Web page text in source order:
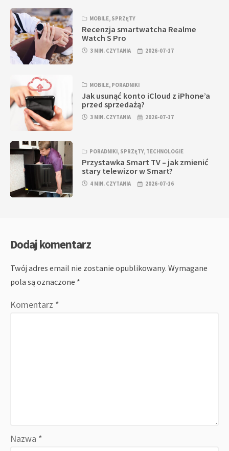
MOBILE, SPRZĘTY
Recenzja smartwatcha Realme
Watch S Pro
3 MIN. CZYTANIA 2026-07-17
MOBILE, PORADNIKI
Jak usunąć konto iCloud z iPhone’a
przed sprzedażą?
3 MIN. CZYTANIA 2026-07-17
PORADNIKI, SPRZĘTY, TECHNOLOGIE
Przystawka Smart TV – jak zmienić
stary telewizor w Smart?
4 MIN. CZYTANIA 2026-07-16
Dodaj komentarz
Twój adres email nie zostanie opublikowany. Wymagane
pola są oznaczone *
Komentarz *
Nazwa *